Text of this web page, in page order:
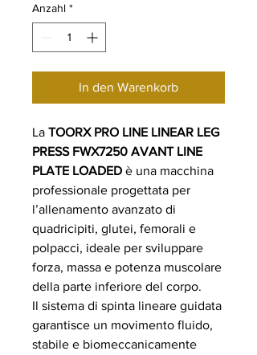
Anzahl *
In den Warenkorb
La TOORX PRO LINE LINEAR LEG
PRESS FWX7250 AVANT LINE
PLATE LOADED è una macchina
professionale progettata per
l’allenamento avanzato di
quadricipiti, glutei, femorali e
polpacci, ideale per sviluppare
forza, massa e potenza muscolare
della parte inferiore del corpo.
Il sistema di spinta lineare guidata
garantisce un movimento fluido,
stabile e biomeccanicamente